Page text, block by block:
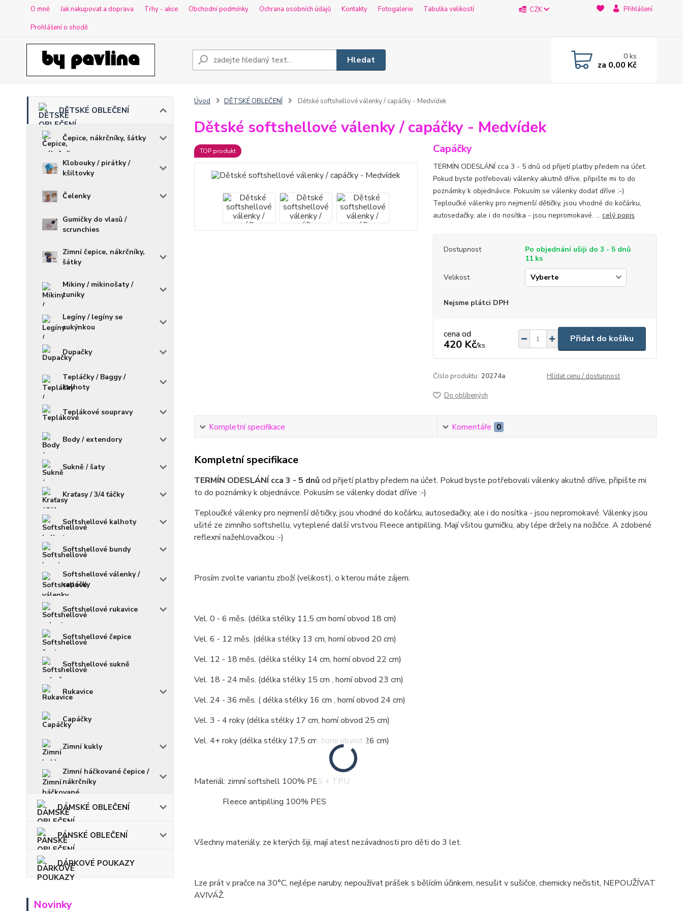
O mně Jak nakupovat a doprava Trhy - akce Obchodní podmínky Ochrana osobních údajů Kontakty Fotogalerie
Tabulka velikostí
Prohlášení o shodě
CZK Přihlášení
Hledat 0ks
za 0,00 Kč
DĚTSKÉ OBLEČENÍ
Čepice, nákrčníky, šátky
Klobouky / pirátky /
kšiltovky
Čelenky
Gumičky do vlasů /
scrunchies
Zimní čepice, nákrčníky,
šátky
Mikiny / mikinošaty /
tuniky
Legíny / legíny se
sukýnkou
Dupačky
Tepláčky / Baggy /
kalhoty
Teplákové soupravy
Body / extendory
Sukně / šaty
Kraťasy / 3/4 ťáčky
Softshellové kalhoty
Softshellové bundy
Softshellové válenky /
capáčky
Softshellové rukavice
Softshellové čepice
Softshellové sukně
Rukavice
Capáčky
Zimní kukly
Zimní háčkované čepice /
nákrčníky
DÁMSKÉ OBLEČENÍ
PÁNSKÉ OBLEČENÍ
DÁRKOVÉ POUKAZY
Novinky
Úvod DĚTSKÉ OBLEČENÍ Dětské softshellové válenky / capáčky - Medvídek
Dětské softshellové válenky / capáčky - Medvídek
TOP produkt Capáčky
TERMÍN ODESLÁNÍ cca 3 - 5 dnů od přijetí platby předem na účet.
Pokud byste potřebovali válenky akutně dříve, připište mi to do
poznámky k objednávce. Pokusím se válenky dodat dříve :-)
Teploučké válenky pro nejmenší dětičky, jsou vhodné do kočárku,
autosedačky, ale i do nosítka - jsou nepromokavé. ... celý popis
Dostupnost
Po objednání ušiji do 3 - 5 dnů
11 ks
Velikost
Nejsme plátci DPH
cena od
420 Kč/ks
Přidat do košíku
Číslo produktu: 20274a Hlídat cenu / dostupnost
Do oblíbených
Kompletní specifikace Komentáře 0
Kompletní specifikace
TERMÍN ODESLÁNÍ cca 3 - 5 dnůod přijetí platby předem na účet. Pokud byste potřebovali válenky akutně dříve, připište mi
to do poznámky k objednávce. Pokusím se válenky dodat dříve :-)
Teploučké válenky pro nejmenší dětičky, jsou vhodné do kočárku, autosedačky, ale i do nosítka - jsou nepromokavé. Válenky jsou
ušité ze zimního softshellu, vyteplené další vrstvou Fleece antipilling. Mají všitou gumičku, aby lépe držely na nožičce. A zdobené
reflexní nažehlovačkou :-)
Prosím zvolte variantu zboží (velikost), o kterou máte zájem.
Vel. 0 - 6 měs. (délka stélky 11,5 cm horní obvod 18 cm)
Vel. 6 - 12 měs. (délka stélky 13 cm, horní obvod 20 cm)
Vel. 12 - 18 měs. (délka stélky 14 cm, horní obvod 22 cm)
Vel. 18 - 24 měs. (délka stélky 15 cm , horní obvod 23 cm)
Vel. 24 - 36 měs. ( délka stélky 16 cm , horní obvod 24 cm)
Vel. 3 - 4 roky (délka stélky 17 cm, horní obvod 25 cm)
Vel. 4+ roky (délka stélky 17,5 cm, horní obvod 26 cm)
Materiál: zimní softshell 100% PES + TPU
Fleece antipilling 100% PES
Všechny materiály, ze kterých šiji, mají atest nezávadnosti pro děti do 3 let.
Lze prát v pračce na 30°C, nejlépe naruby, nepoužívat prášek s bělícím účinkem, nesušit v sušičce, chemicky nečistit, NEPOUŽÍVAT
AVIVÁŽ.